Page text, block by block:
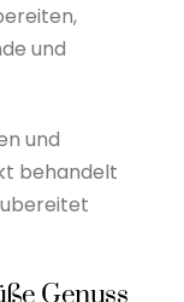
und
und
behandelt